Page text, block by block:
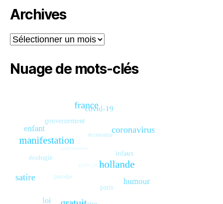
Archives
Archives
Nuage de mots-clés